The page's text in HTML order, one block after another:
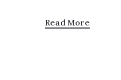
Read More